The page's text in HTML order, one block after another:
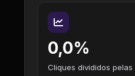
0,0%
Cliques divididos